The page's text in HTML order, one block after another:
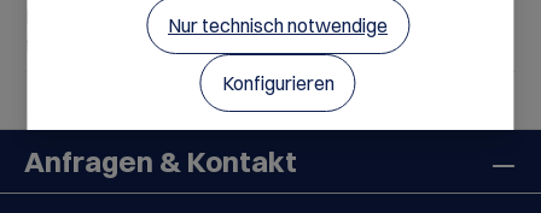
Kaffeegenuss auf höchstem Niveau und wurde speziell
für die Zubereitung im Vollautom…
Anfragen & Kontakt
Nur technisch notwendige
Konfigurieren